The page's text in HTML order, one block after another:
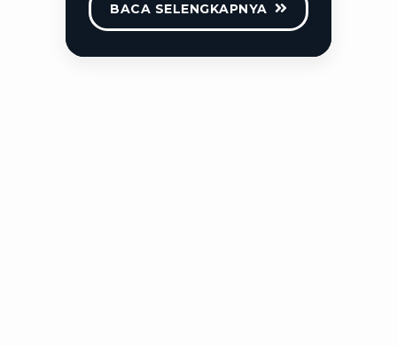
BACA SELENGKAPNYA